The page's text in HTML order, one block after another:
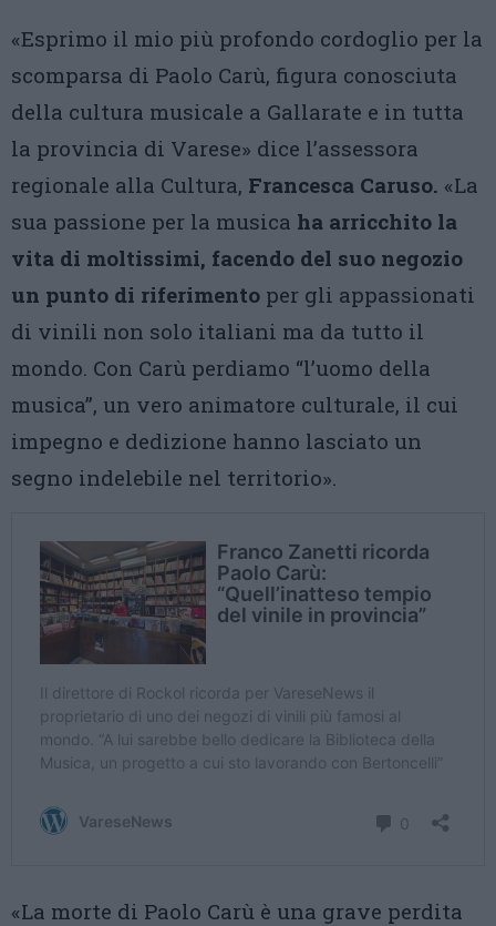
«Esprimo il mio più profondo cordoglio per la
scomparsa di Paolo Carù, figura conosciuta
della cultura musicale a Gallarate e in tutta
la provincia di Varese» dice l’assessora
regionale alla Cultura, Francesca Caruso. «La
sua passione per la musica ha arricchito la
vita di moltissimi, facendo del suo negozio
un punto di riferimento per gli appassionati
di vinili non solo italiani ma da tutto il
mondo. Con Carù perdiamo “l’uomo della
musica”, un vero animatore culturale, il cui
impegno e dedizione hanno lasciato un
segno indelebile nel territorio».
«La morte di Paolo Carù è una grave perdita